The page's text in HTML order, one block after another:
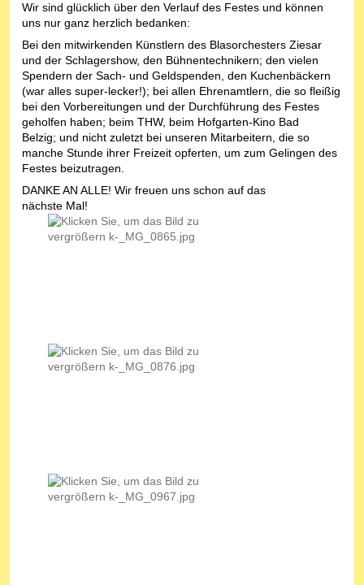
Wir sind glücklich über den Verlauf des Festes und können
uns nur ganz herzlich bedanken:
Bei den mitwirkenden Künstlern des Blasorchesters Ziesar
und der Schlagershow, den Bühnentechnikern; den vielen
Spendern der Sach- und Geldspenden, den Kuchenbäckern
(war alles super-lecker!); bei allen Ehrenamtlern, die so fleißig
bei den Vorbereitungen und der Durchführung des Festes
geholfen haben; beim THW, beim Hofgarten-Kino Bad
Belzig; und nicht zuletzt bei unseren Mitarbeitern, die so
manche Stunde ihrer Freizeit opferten, um zum Gelingen des
Festes beizutragen.
DANKE AN ALLE! Wir freuen uns schon auf das
nächste Mal!